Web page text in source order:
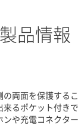
製品情報
両面を保護する
るポケット付き
や充電コネクタ